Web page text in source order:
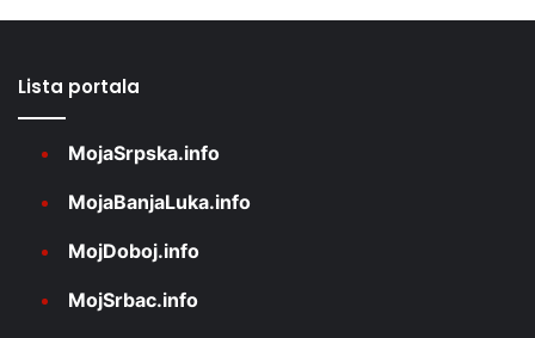
Lista portala
MojaSrpska.info
MojaBanjaLuka.info
MojDoboj.info
MojSrbac.info